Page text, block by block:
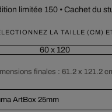
limitée 150• Cachet du
LA TAILLE (CM)
60 x 120
finales : 61.2 x 121.2
ArtBox 25mm